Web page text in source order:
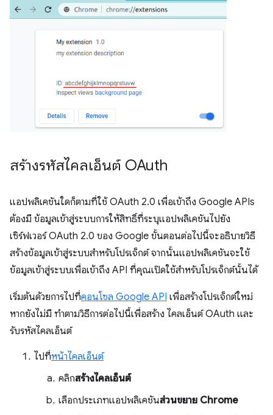
สร้างรหัสไคลเอ็นต์ OAuth
แอปพลิเคชันใดก็ตามที่ใช้ OAuth 2.0 เพื่อเข้าถึง Google APIs
ต้องมี ข้อมูลเข้าสู่ระบบการให้สิทธิ์ที่ระบุแอปพลิเคชันไปยัง
เซิร์ฟเวอร์ OAuth 2.0 ของ Google ขั้นตอนต่อไปนี้จะอธิบายวิธี
สร้างข้อมูลเข้าสู่ระบบสำหรับโปรเจ็กต์ จากนั้นแอปพลิเคชันจะใช้
ข้อมูลเข้าสู่ระบบเพื่อเข้าถึง API ที่คุณเปิดใช้สำหรับโปรเจ็กต์นั้นได้
เริ่มต้นด้วยการไปที่คอนโซล Google API เพื่อสร้างโปรเจ็กต์ใหม่
หากยังไม่มี ทำตามวิธีการต่อไปนี้เพื่อสร้าง ไคลเอ็นต์ OAuth และ
รับรหัสไคลเอ็นต์
ไปที่หน้าไคลเอ็นต์
คลิกสร้างไคลเอ็นต์
เลือกประเภทแอปพลิเคชันส่วนขยาย Chrome